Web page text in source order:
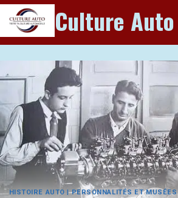
Aller
au
contenu
Culture Auto
HISTOIRE AUTO |PERSONNALITÉS ET MUSÉES